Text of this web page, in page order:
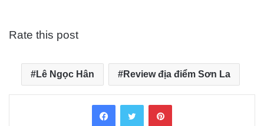
Rate this post
Lê Ngọc Hân Review địa điểm Sơn La
FacebookTwitter Pinterest